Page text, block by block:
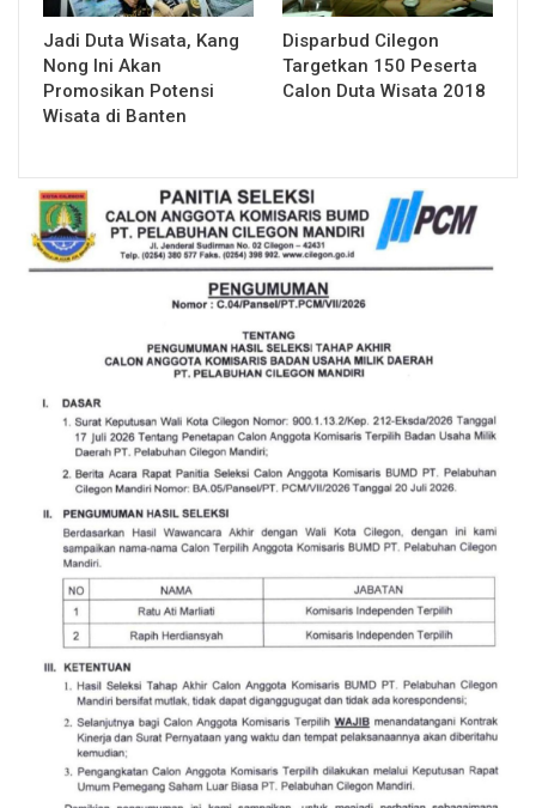
Jadi Duta Wisata, Kang
Nong Ini Akan
Promosikan Potensi
Wisata di Banten
Disparbud Cilegon
Targetkan 150 Peserta
Calon Duta Wisata 2018